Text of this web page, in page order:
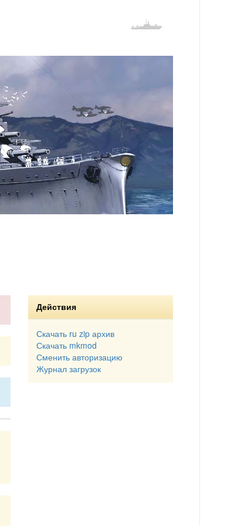
Действия
Скачать ru zip архив
Скачать mkmod
Сменить авторизацию
Журнал загрузок